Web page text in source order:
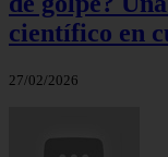
científico en
27/02/2026